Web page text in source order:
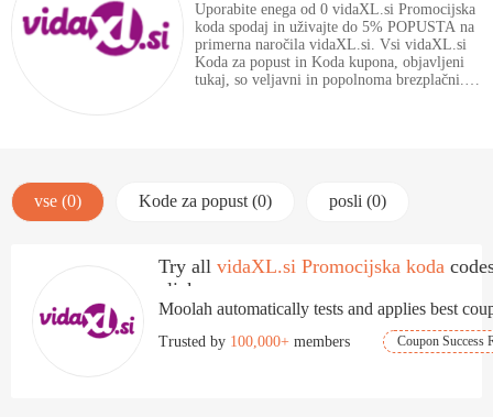
Uporabite enega od 0 vidaXL.si Promocijska
koda spodaj in uživajte do 5% POPUSTA na
primerna naročila vidaXL.si. Vsi vidaXL.si
Koda za popust in Koda kupona, objavljeni
tukaj, so veljavni in popolnoma brezplačni.
vse (0) Kode za popust (0) posli (0)
Try all vidaXL.si Promocijska koda
click.
Moolah automatically tests and applies best
Trusted by 100,000+ members Coupon Success